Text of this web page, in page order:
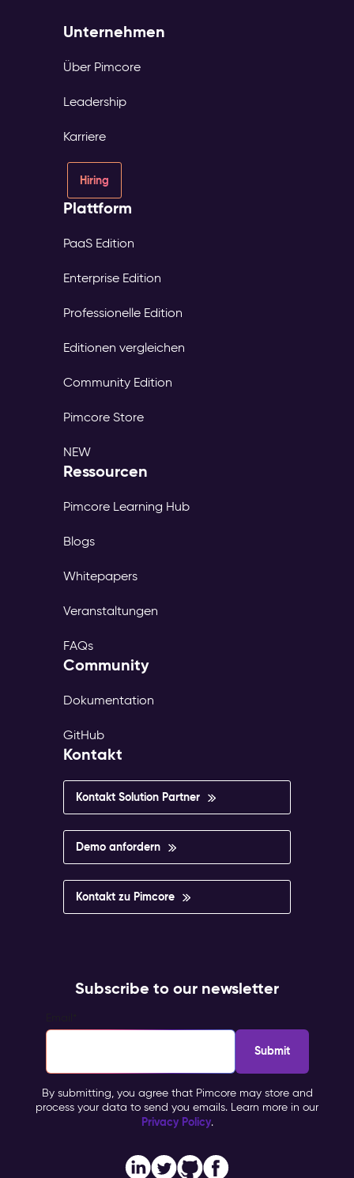
Unternehmen
Über Pimcore
Leadership
Karriere
Hiring
Plattform
PaaS Edition
Enterprise Edition
Professionelle Edition
Editionen vergleichen
Community Edition
Pimcore Store
NEW
Ressourcen
Pimcore Learning Hub
Blogs
Whitepapers
Veranstaltungen
FAQs
Community
Dokumentation
GitHub
Kontakt
Kontakt Solution Partner
Demo anfordern
Kontakt zu Pimcore
Subscribe to our newsletter
By submitting, you agree that Pimcore may store and
process your data to send you emails. Learn more in our
Privacy Policy.